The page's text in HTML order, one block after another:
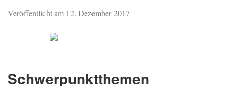
Veröffentlicht am 12. Dezember 2017
Schwerpunktthemen